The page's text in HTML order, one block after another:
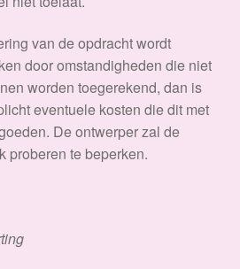
van de opdracht wordt
door omstandigheden die niet
worden toegerekend, dan is
eventuele kosten die dit met
De ontwerper zal de
proberen te beperken.